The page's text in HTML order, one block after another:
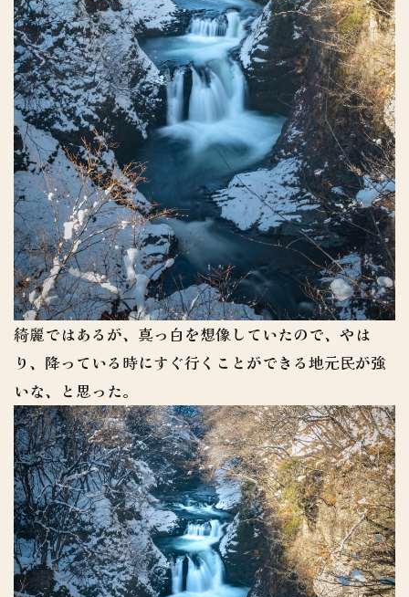
綺麗ではあるが、真っ白を想像していたので、やは
り、降っている時にすぐ行くことができる地元民が強
いな、と思った。